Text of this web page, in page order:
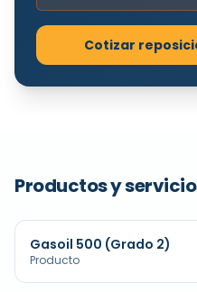
Cotizar
Productos y
Gasoil 500 (Grado 2)
Producto